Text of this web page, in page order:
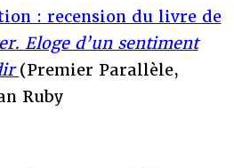
: recension du livre de
Eloge d’un sentiment
(Premier Parallèle,
Ruby